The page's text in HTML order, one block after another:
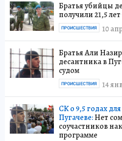
Братья убийцы
получили 21,5
10
ПРОИСШЕСТВИЯ
Братья Али
десантника в
судом
14
ПРОИСШЕСТВИЯ
СК о 9,5 годах
Пугачеве:Нет
соучастников
программе